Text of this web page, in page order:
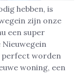
hebben, is
zijn onze
een super
Nieuwegein
perfect worden
woning, een